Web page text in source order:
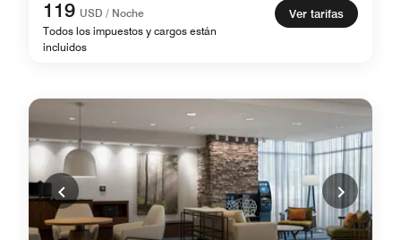
119 USD / Noche
Todos los impuestos y cargos están
incluidos
Ver tarifas